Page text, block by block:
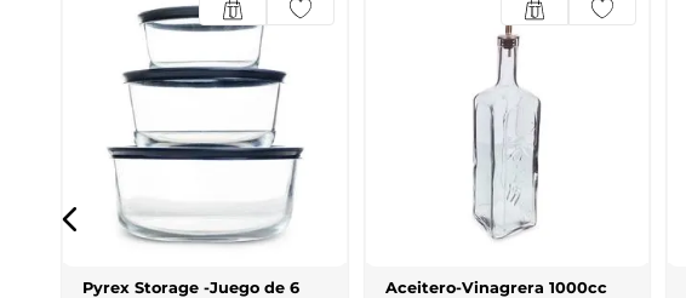
Pyrex Storage -Juego de 6
Aceitero-Vinagrera 1000cc